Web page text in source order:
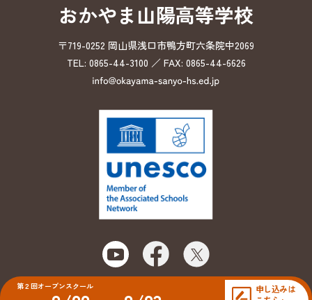
第２回オープンスクール
申し込みは
おかやま山陽高等学校
〒719-0252 岡山県浅口市鴨方町六条院中2069
TEL: 0865-44-3100 ／ FAX: 0865-44-6626